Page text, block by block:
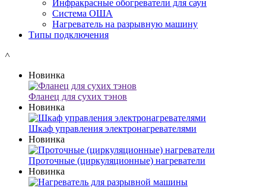
Инфракрасные обогреватели для саун
Система ОША
Нагреватель на разрывную машину
Типы подключения
˄
Новинка
Фланец для сухих тэнов
Новинка
Шкаф управления электронагревателями
Новинка
Проточные (циркуляционные) нагреватели
Новинка